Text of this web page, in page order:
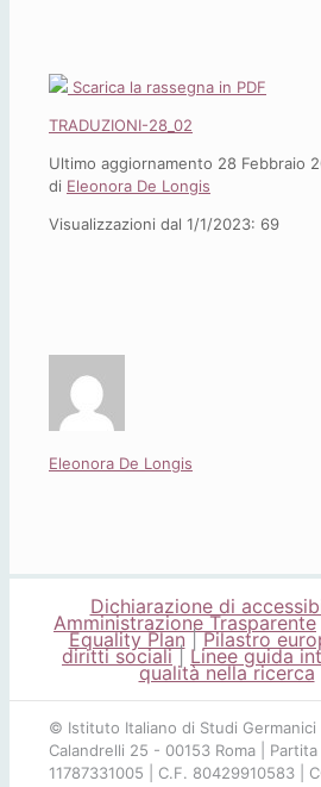
Scarica la rassegna in PDF
TRADUZIONI-28_02
Ultimo aggiornamento 28 Febbraio
di Eleonora De Longis
Visualizzazioni dal 1/1/2023: 69
Eleonora De Longis
Dichiarazione di
Amministrazione Trasparente
Equality Plan|Pilastro
diritti sociali| Linee guida
qualità nella ricerca
© Istituto Italiano di Studi Germanici
Calandrelli 25 - 00153 Roma | Partita
11787331005 | C.F. 80429910583 |